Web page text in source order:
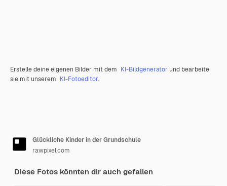
Erstelle deine eigenen Bilder mit dem KI-Bildgenerator und bearbeite
sie mit unserem KI-Fotoeditor.
Glückliche Kinder in der Grundschule
rawpixel.com
Diese Fotos könnten dir auch gefallen